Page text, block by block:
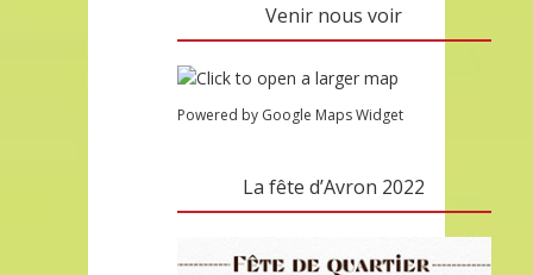
Venir nous voir
Powered by Google Maps Widget
La fête d’Avron 2022